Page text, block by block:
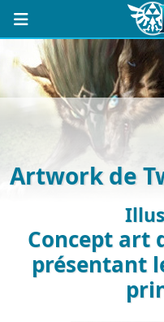
Artwork de
Concept art
présentant